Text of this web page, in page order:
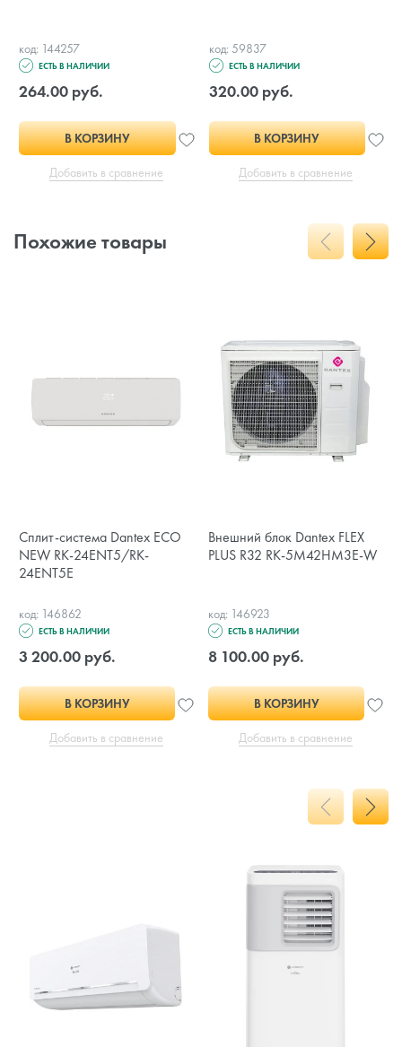
код: 144257
ЕСТЬ В НАЛИЧИИ
264.00 руб.
В КОРЗИНУ
Добавить в сравнение
код: 59837
ЕСТЬ В НАЛИЧИИ
320.00 руб.
В КОРЗИНУ
Добавить в сравнение
Похожие товары
Сплит-система Dantex ECO
NEW RK-24ENT5/RK-
24ENT5E
код: 146862
ЕСТЬ В НАЛИЧИИ
3 200.00 руб.
В КОРЗИНУ
Добавить в сравнение
Внешний блок Dantex FLEX
PLUS R32 RK-5M42HM3E-W
код: 146923
ЕСТЬ В НАЛИЧИИ
8 100.00 руб.
В КОРЗИНУ
Добавить в сравнение